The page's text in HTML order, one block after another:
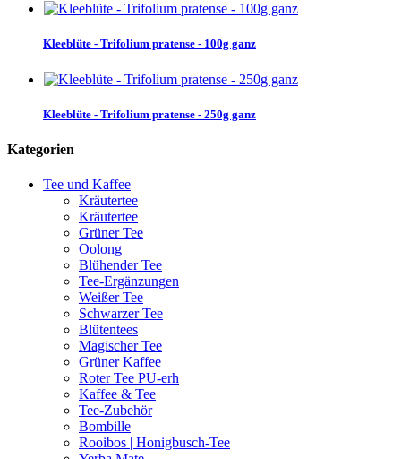
Kleeblüte - Trifolium pratense - 100g ganz
Kleeblüte - Trifolium pratense - 250g ganz
Kategorien
Tee und Kaffee
Kräutertee
Kräutertee
Grüner Tee
Oolong
Blühender Tee
Tee-Ergänzungen
Weißer Tee
Schwarzer Tee
Blütentees
Magischer Tee
Grüner Kaffee
Roter Tee PU-erh
Kaffee & Tee
Tee-Zubehör
Bombille
Rooibos | Honigbusch-Tee